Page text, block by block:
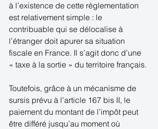
à l’existence de cette réglementation
est relativement simple : le
contribuable qui se délocalise à
l’étranger doit apurer sa situation
fiscale en France. Il s’agit donc d’une
« taxe à la sortie » du territoire français.
Toutefois, grâce à un mécanisme de
sursis prévu à l’article 167 bis II, le
paiement du montant de l’impôt peut
être différé jusqu’au moment où